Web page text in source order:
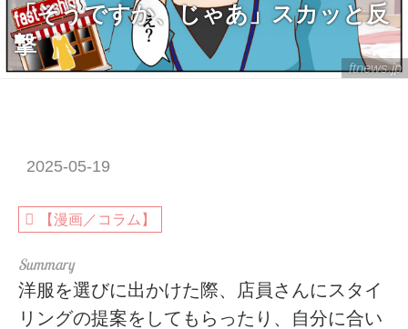
ftnews.jp
「そうですか、じゃあ」スカッと反
撃
2025-05-19
【漫画／コラム】
洋服を選びに出かけた際、店員さんにスタイ
リングの提案をしてもらったり、自分に合い